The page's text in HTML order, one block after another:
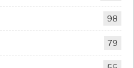
98
79